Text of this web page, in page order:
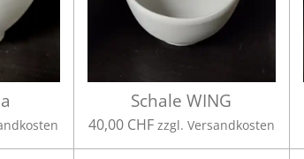
Schale WING
40,00 CHF zzgl. Versandkosten